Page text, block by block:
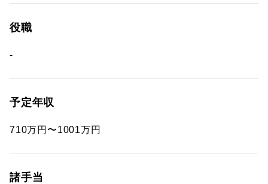
役職
-
予定年収
710万円〜1001万円
諸手当